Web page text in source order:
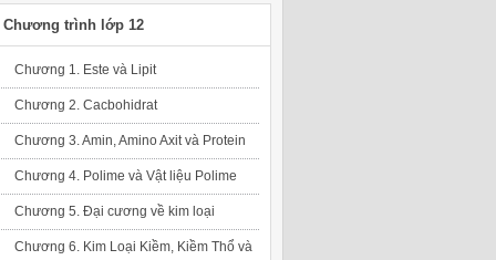
Chương trình lớp 12
Chương 1. Este và Lipit
Chương 2. Cacbohidrat
Chương 3. Amin, Amino Axit và Protein
Chương 4. Polime và Vật liệu Polime
Chương 5. Đại cương về kim loại
Chương 6. Kim Loại Kiềm, Kiềm Thổ và